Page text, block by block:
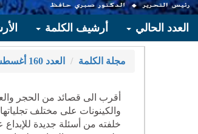
العدد الحالي أرشيف الكلمة
مجلة الكلمة العدد 160 أغسطس 2020
أقرب الى قصائد من الحجر
والكينونات على مختلف
خلفته من أسئلة جديدة